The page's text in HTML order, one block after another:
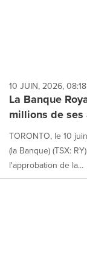
10 JUIN, 2026,
La Banque
millions de
TORONTO, le 10
(la Banque) (TSX:
l'approbation de la...